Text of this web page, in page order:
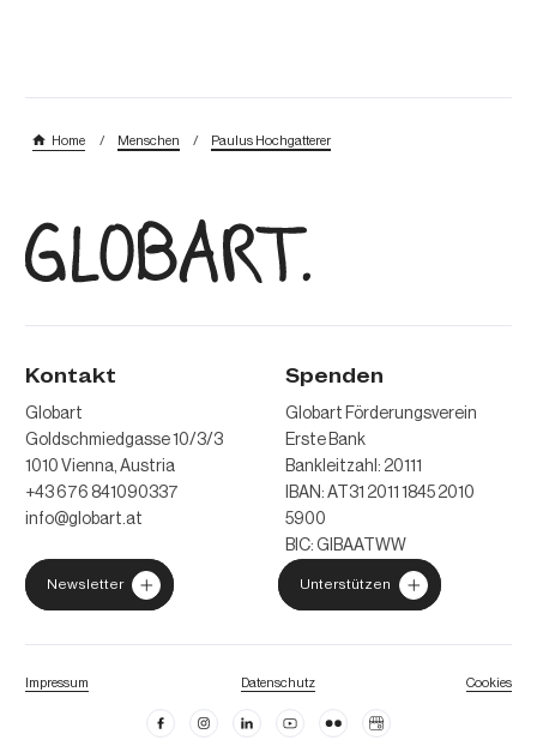
Home / Menschen / Paulus Hochgatterer
Kontakt
Globart
Goldschmiedgasse 10/3/3
1010 Vienna, Austria
+43 676 841090337
info@globart.at
Spenden
Globart Förderungsverein
Erste Bank
Bankleitzahl: 20111
IBAN: AT31 2011 1845 2010
5900
BIC: GIBAATWW
Newsletter Unterstützen
Impressum Datenschutz Cookies